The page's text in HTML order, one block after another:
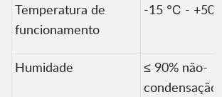
Temperatura de
funcionamento
-15 ℃ -
Humidade
≤ 90% não-
condensação